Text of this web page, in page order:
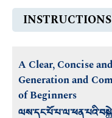
INSTRUCTIONS
A Clear, Concise
Generation and
of Beginners